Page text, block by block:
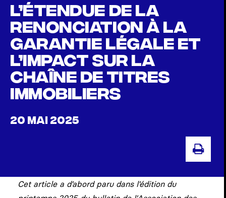
L’étendue de la
renonciation à la
garantie légale et
l’impact sur la
chaîne de titres
immobiliers
20 MAI 2025
Cet article a d’abord paru dans l’édition du